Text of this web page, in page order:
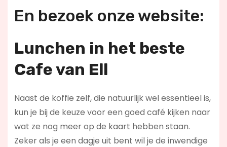
En bezoek onze website:
Lunchen in het beste
Cafe van Ell
Naast de koffie zelf, die natuurlijk wel essentieel is,
kun je bij de keuze voor een goed café kijken naar
wat ze nog meer op de kaart hebben staan.
Zeker als je een dagje uit bent wil je de inwendige